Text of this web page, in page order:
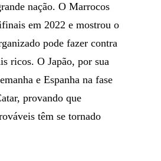
nação. O Marrocos
em 2022 e mostrou o
pode fazer contra
ricos. O Japão, por sua
e Espanha na fase
provando que
têm se tornado